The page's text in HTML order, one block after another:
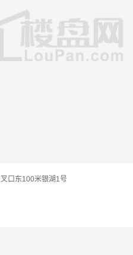
口东100米银湖1号